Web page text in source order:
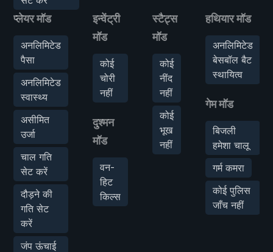
प्लेयर मॉड
अनलिमिटेड
पैसा
अनलिमिटेड
स्वास्थ्य
असीमित
उर्जा
चाल गति
सेट करें
दौड़ने की
गति सेट
करें
जंप ऊंचाई
इन्वेंट्री
मॉड
कोई
चोरी
नहीं
दुश्मन
मॉड
वन-
हिट
किल्स
स्टैट्स
मॉड
कोई
नींद
नहीं
कोई
भूख
नहीं
हथियार मॉड
अनलिमिटेड
बेसबॉल बैट
स्थायित्व
गेम मॉड
बिजली
हमेशा चालू
गर्म कमरा
कोई पुलिस
जाँच नहीं